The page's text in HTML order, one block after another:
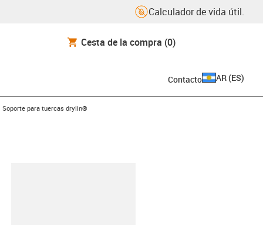
Calculador de vida útil.
Cesta de la compra (0)
Contacto AR (ES)
icon-arrow-right
Soporte para tuercas drylin®